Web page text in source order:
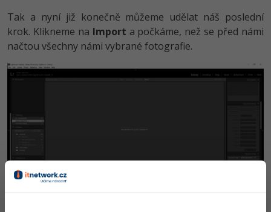
Tak a nyní již konečně můžeme udělat náš poslední
krok. Klikneme na Import a počkáme, než se před námi
načtou všechny námi vybrané fotografie.